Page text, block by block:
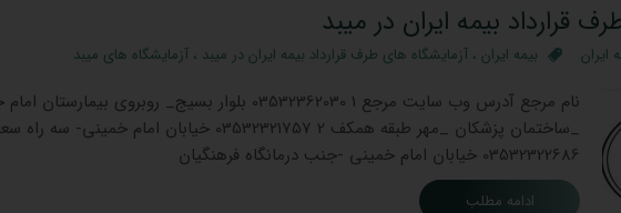
قرارداد بیمه ایران در میبد
ایران بیمه ایران ، آزمایشگاه های طرف قرارداد بیمه ایران در میبد ، آزمایشگاه های میبد
نام مرجع آدرس وب سایت مرجع 1 03532362030 بلوار بسیج_ روبروی
03532322686 خیابان امام خمینی -جنب درمانگاه فرهنگیان
ادامه مطلب